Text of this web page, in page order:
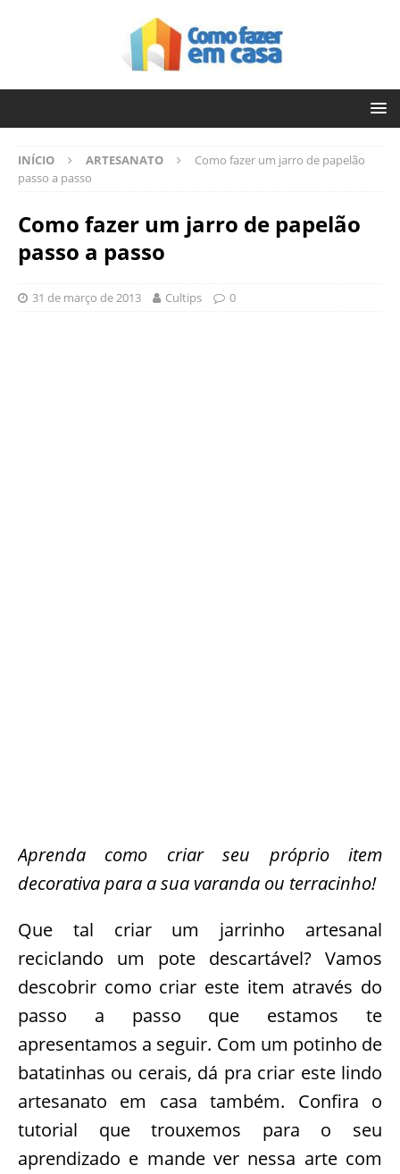
INÍCIO ARTESANATO
Como fazer um jarro de papelão
passo a passo
Como fazer um jarro de papelão
passo a passo
31 de março de 2013 Cultips 0
Aprenda como criar seu próprio item
decorativa para a sua varanda ou terracinho!
Que tal criar um jarrinho artesanal
reciclando um pote descartável? Vamos
descobrir como criar este item através do
passo a passo que estamos te
apresentamos a seguir. Com um potinho de
batatinhas ou cerais, dá pra criar este lindo
artesanato em casa também. Confira o
tutorial que trouxemos para o seu
aprendizado e mande ver nessa arte com